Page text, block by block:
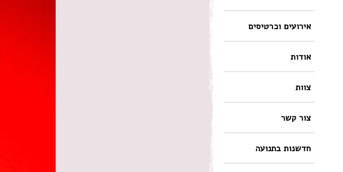
אירועים וכרטיסים
אודות
צוות
צור קשר
חדשנות בתנועה